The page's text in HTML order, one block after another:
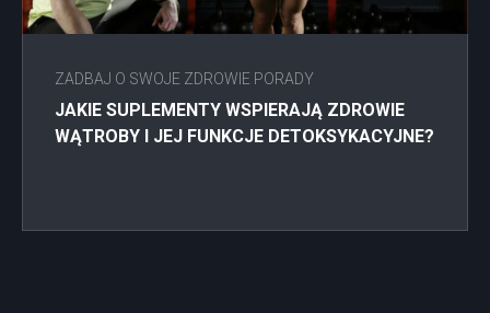
ZADBAJ O SWOJE ZDROWIE PORADY
JAKIE SUPLEMENTY WSPIERAJĄ ZDROWIE
WĄTROBY I JEJ FUNKCJE DETOKSYKACYJNE?